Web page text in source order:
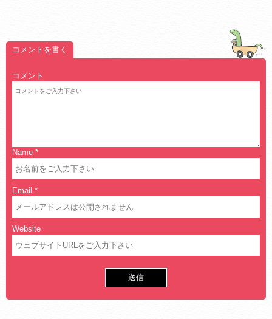
コメントを書く
コメント
Name *
Email *
Website